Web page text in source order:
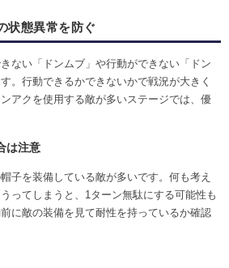
状態異常を防ぐ
ない「ドンムブ」や行動ができない「ドン
。行動できるかできないかで戦況が大きく
アクを使用する敵が多いステージでは、優
は注意
子を装備している敵が多いです。何も考え
ってしまうと、1ターン無駄にする可能性も
に敵の装備を見て耐性を持っているか確認